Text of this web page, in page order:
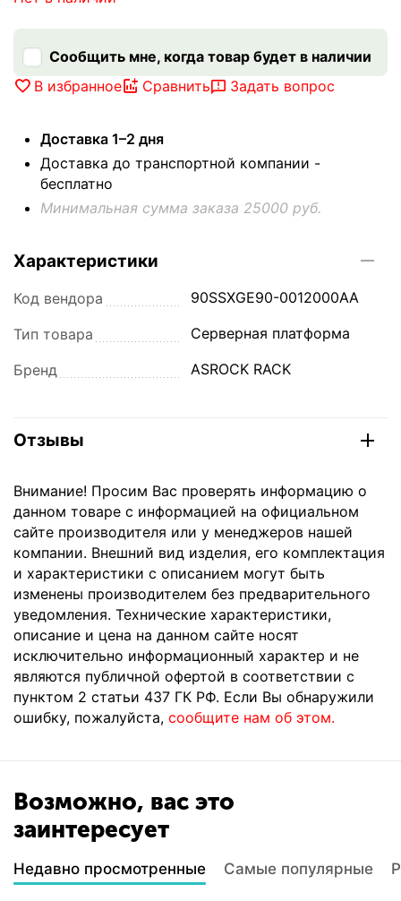
Сообщить мне, когда товар будет в наличии
В избранное
Сравнить Задать вопрос
Доставка 1–2 дня
Доставка до транспортной компании -
бесплатно
Минимальная сумма заказа 25000 руб.
Характеристики
Код вендора 90SSXGE90-0012000AA
Тип товара Серверная платформа
Бренд ASROCK RACK
Отзывы
Внимание! Просим Вас проверять информацию о
данном товаре с информацией на официальном
сайте производителя или у менеджеров нашей
компании. Внешний вид изделия, его комплектация
и характеристики с описанием могут быть
изменены производителем без предварительного
уведомления. Технические характеристики,
описание и цена на данном сайте носят
исключительно информационный характер и не
являются публичной офертой в соответствии с
пунктом 2 статьи 437 ГК РФ. Если Вы обнаружили
ошибку, пожалуйста, сообщите нам об этом.
Возможно, вас это
заинтересует
Недавно просмотренные Самые популярные